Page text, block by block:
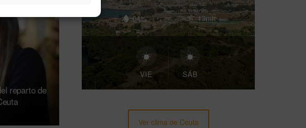
reparto de
64% 13mh
VIE SÁB
Ver clima de Ceuta